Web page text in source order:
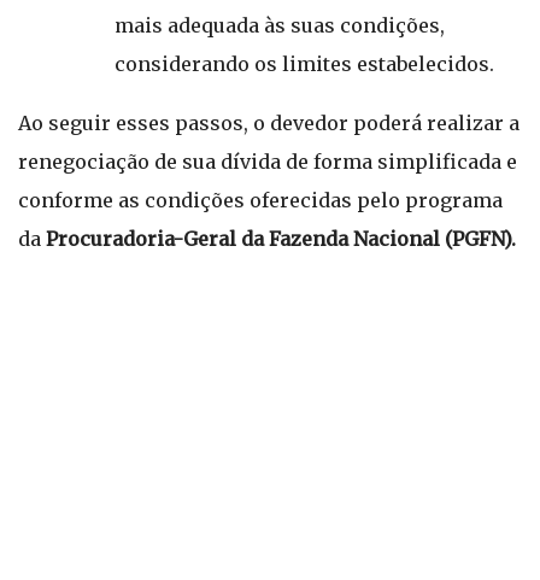
mais adequada às suas condições,
considerando os limites estabelecidos.
Ao seguir esses passos, o devedor poderá realizar a
renegociação de sua dívida de forma simplificada e
conforme as condições oferecidas pelo programa
da Procuradoria-Geral da Fazenda Nacional (PGFN).